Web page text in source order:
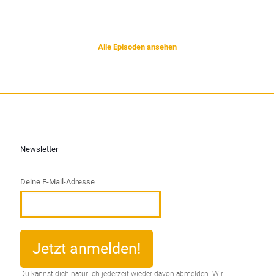
Alle Episoden ansehen
Newsletter
Deine E-Mail-Adresse
Du kannst dich natürlich jederzeit wieder davon abmelden. Wir